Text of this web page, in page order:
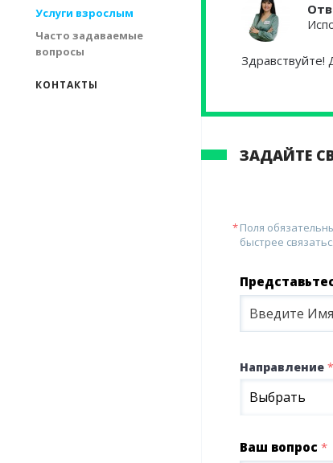
Здравствуйте!
ЗАДАЙТЕ
Поля
быстрее
Направление *
Выбрать
Ваш вопрос *
Услуги взрослым
Часто задаваемые
вопросы
КОНТАКТЫ